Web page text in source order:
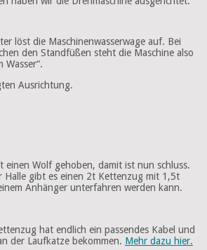
löst die Maschinenwasserwage auf. Bei
den Standfüßen steht die Maschine also
Wasser“.
Ausrichtung.
einen Wolf gehoben, damit ist nun schluss.
Halle gibt es einen 2t Kettenzug mit 1,5t
Anhänger unterfahren werden kann.
hat endlich ein passendes Kabel und
der Laufkatze bekommen. Mehr dazu hier.